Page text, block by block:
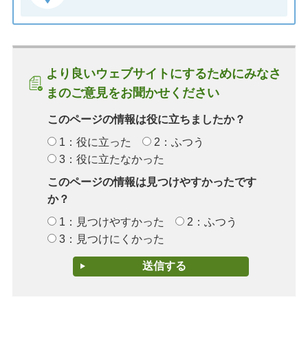
より良いウェブサイトにするためにみなさ
まのご意見をお聞かせください
このページの情報は役に立ちましたか？
1：役に立った
2：ふつう
3：役に立たなかった
このページの情報は見つけやすかったです
か？
1：見つけやすかった
2：ふつう
3：見つけにくかった